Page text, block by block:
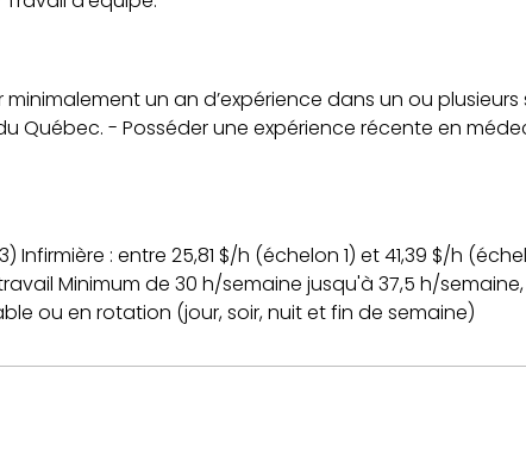
un an d’expérience dans un ou
- Posséder une expérience récente en
: entre 25,81 $/h (échelon 1) et 41,39 $/h
Minimum de 30 h/semaine jusqu'à 37,5 h/
ou en rotation (jour, soir, nuit et fin de semaine)